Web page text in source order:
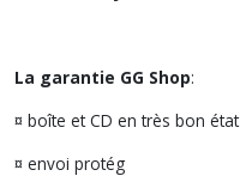
La garantie GG Shop:
¤ boîte et CD en très bon état
¤ envoi protég